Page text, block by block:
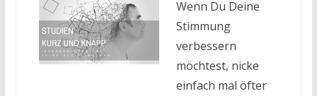
Wenn Du Deine
Stimmung
verbessern
möchtest, nicke
einfach mal öfter